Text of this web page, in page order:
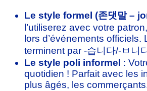
Le style formel (존댓말 –
l’utiliserez avec votre
lors d’événements officiels.
terminent par -습니다/-ㅂ니
Le style poli informel :
quotidien ! Parfait avec les
plus âgés, les